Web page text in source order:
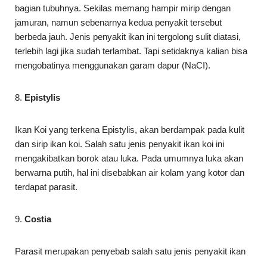
bagian tubuhnya. Sekilas memang hampir mirip dengan
jamuran, namun sebenarnya kedua penyakit tersebut
berbeda jauh. Jenis penyakit ikan ini tergolong sulit diatasi,
terlebih lagi jika sudah terlambat. Tapi setidaknya kalian bisa
mengobatinya menggunakan garam dapur (NaCI).
8. Epistylis
Ikan Koi yang terkena Epistylis, akan berdampak pada kulit
dan sirip ikan koi. Salah satu jenis penyakit ikan koi ini
mengakibatkan borok atau luka. Pada umumnya luka akan
berwarna putih, hal ini disebabkan air kolam yang kotor dan
terdapat parasit.
9. Costia
Parasit merupakan penyebab salah satu jenis penyakit ikan